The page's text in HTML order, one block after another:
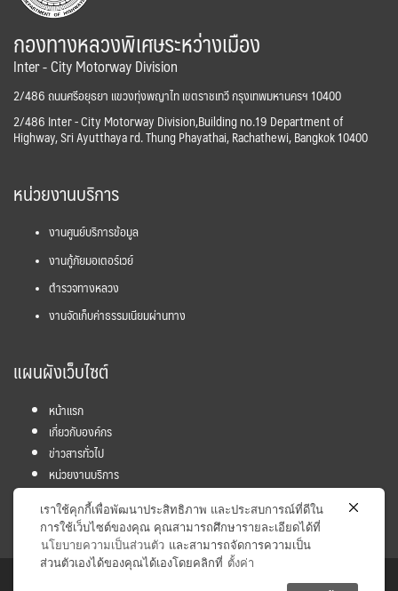
กองทางหลวงพิเศษระหว่างเมือง
Inter - City Motorway Division
2/486 ถนนศรีอยุธยา แขวงทุ่งพญาไท เขตราชเทวี กรุงเทพมหานครฯ 10400
2/486 Inter - City Motorway Division,Building no.19 Department of
Highway, Sri Ayutthaya rd. Thung Phayathai, Rachathewi, Bangkok 10400
หน่วยงานบริการ
งานศูนย์บริการข้อมูล
งานกู้ภัยมอเตอร์เวย์
ตำรวจทางหลวง
งานจัดเก็บค่าธรรมเนียมผ่านทาง
แผนผังเว็บไซต์
หน้าแรก
เกี่ยวกับองค์กร
ข่าวสารทั่วไป
หน่วยงานบริการ
โครงการ
ข้อมูลและสถิติ
เราใช้คุกกี้เพื่อพัฒนาประสิทธิภาพ และประสบการณ์ที่ดีใน
การใช้เว็บไซต์ของคุณ คุณสามารถศึกษารายละเอียดได้ที่
นโยบายความเป็นส่วนตัว และสามารถจัดการความเป็น
ส่วนตัวเองได้ของคุณได้เองโดยคลิกที่ ตั้งค่า